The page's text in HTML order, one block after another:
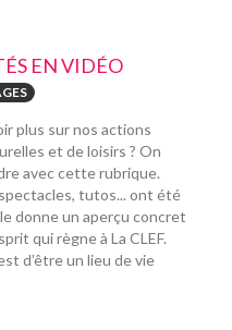
EN VIDÉO
plus sur nos actions
et de loisirs ? On
avec cette rubrique.
tutos... ont été
donne un aperçu concret
qui règne à La CLEF.
d’être un lieu de vie